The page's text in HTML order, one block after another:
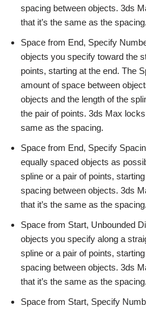
spacing between objects. 3ds
that it’s the same as the spacing.
Space from End, Specify
objects you specify toward the
points, starting at the end. The
amount of space between
objects and the length of the
the pair of points. 3ds Max
same as the spacing.
Space from End, Specify
equally spaced objects as
spline or a pair of points,
spacing between objects. 3ds
that it’s the same as the spacing.
Space from Start, Unbounded
objects you specify along a
spline or a pair of points,
spacing between objects. 3ds
that it’s the same as the spacing.
Space from Start, Specify